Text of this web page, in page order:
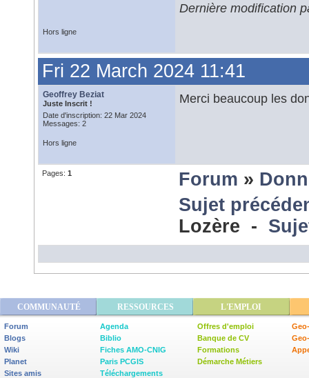
Dernière modification
Hors ligne
Fri 22 March 2024 11:41
Geoffrey Beziat
Juste Inscrit !
Date d'inscription: 22 Mar 2024
Messages: 2
Merci beaucoup les
Hors ligne
Pages: 1 Forum »
Sujet
Lozère -
COMMUNAUTÉ RESSOURCES L'EMPLOI
Forum
Blogs
Wiki
Planet
Sites amis
Agenda
Biblio
Fiches AMO-CNIG
Paris PCGIS
Téléchargements
Offres d'emploi
Banque de CV
Formations
Démarche Métiers